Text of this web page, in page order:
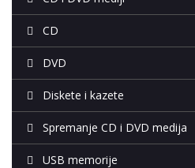
CD
DVD
Diskete i kazete
Spremanje CD i DVD medija
USB memorije